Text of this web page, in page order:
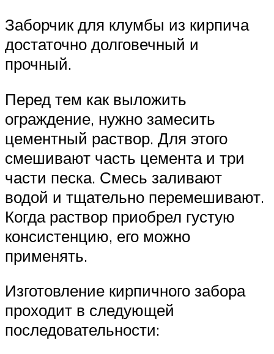
Заборчик для клумбы из кирпича
достаточно долговечный и
прочный.
Перед тем как выложить
ограждение, нужно замесить
цементный раствор. Для этого
смешивают часть цемента и три
части песка. Смесь заливают
водой и тщательно перемешивают.
Когда раствор приобрел густую
консистенцию, его можно
применять.
Изготовление кирпичного забора
проходит в следующей
последовательности: